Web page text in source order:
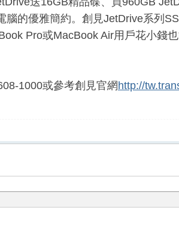
的優雅簡約。創見JetDrive系列
Pro或MacBook Air用戶花小錢
1000或參考創見官網http://